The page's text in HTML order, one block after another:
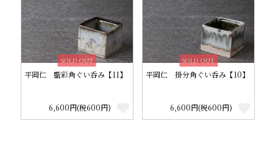
SOLD OUT
平岡仁 藍彩角ぐい呑み【11】
6,600円(税600円)
SOLD OUT
平岡仁 掛分角ぐい呑み【10】
6,600円(税600円)